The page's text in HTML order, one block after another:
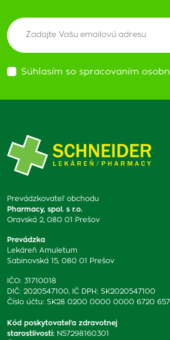
Súhlasím so spracovaním
Prevádzkovateľ obchodu
Pharmacy, spol. s r.o.
Oravská 2, 080 01 Prešov
Prevádzka
Lekáreň Amuletum
Sabinovská 15, 080 01 Prešov
IČO: 31710018
DIČ: 2020547100, IČ DPH: SK2020547100
Číslo účtu: SK28 0200 0000 0000 6720
Kód poskytovateľa zdravotnej
starostlivosti: N57298160301